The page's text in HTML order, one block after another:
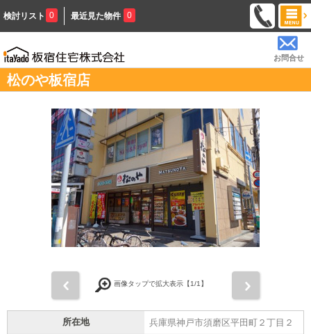
検討リスト 0 最近見た物件 0
お問合せ
松のや板宿店
画像タップで拡大表示【1/1】
所在地 兵庫県神戸市須磨区平田町２丁目２